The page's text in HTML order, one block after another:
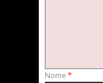
Nome *